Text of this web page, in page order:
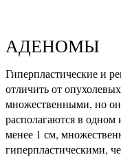
АДЕНОМЫ
Гиперпластические и
отличить от
множественными, но
располагаются в
менее 1 см,
гиперпластическими,